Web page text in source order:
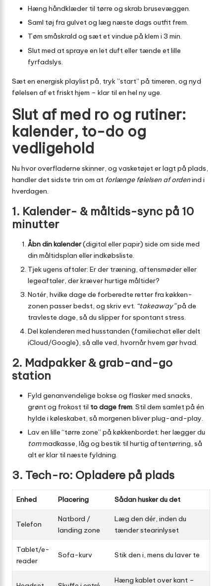
Hæng håndklæder til tørre og skrab brusevæggen.
Saml tøj fra gulvet og læg næste dags outfit frem.
Tøm småskrald og sæt et vindue på klem i 3 min.
Slut med at spraye en let duft eller tænde et lille
fyrfadslys.
Sæt en energisk playlist på, tryk ”start” på timeren, og nyd
følelsen af et friskt hjem – klar til en hel ny uge.
Slut af med ro og rutiner:
kalender, to-do og
vedligehold
Nu hvor overfladerne skinner, og vasketøjet er lagt på plads,
handler det sidste trin om at forlænge følelsen af ordenind i
hverdagen.
1. Kalender- & måltids-sync på 10
minutter
Åbn din kalender(digital eller papir) side om side med
din måltidsplan eller indkøbsliste.
Tjek ugens aftaler: Er der træning, aftensmøder eller
legeaftaler, der kræver hurtige måltider?
Notér, hvilke dage de forberedte retter fra køkken-
zonen passer bedst, og skriv evt. “takeaway”på de
travleste dage, så du slipper for spontant stress.
Del kalenderen med husstanden (familiechat eller delt
iCloud/Google), så alle ved, hvornår hvem gør hvad.
2. Madpakker & grab-and-go
station
Fyld genanvendelige bokse og flasker med snacks,
grønt og frokost til to dage frem. Stil dem samlet på én
hylde i køleskabet, så morgenen bliver plug-and-play.
Lav en lille “tørre zone” på køkkenbordet: her lægger du
tommadkasse, låg og bestik til hurtig aftentørring, så
alt er klar til næste fyldning.
3. Tech-ro: Opladere på plads
Enhed Placering Sådan husker du det
Telefon
Natbord /
landing zone
Læg den dér, inden du
tænder stearinlyset
Tablet/e-
reader
Sofa-kurv Stik den i, mens du laver te
Hæng kablet over kant –